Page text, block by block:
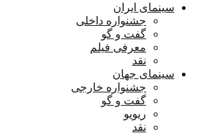
سینمای ایران
جشنواره داخلی
گفت و گو
معرفی فیلم
نقد
سینمای جهان
جشنواره خارجی
گفت و گو
ریویو
نقد